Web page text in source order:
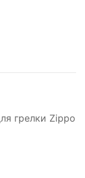
грелки Zippo